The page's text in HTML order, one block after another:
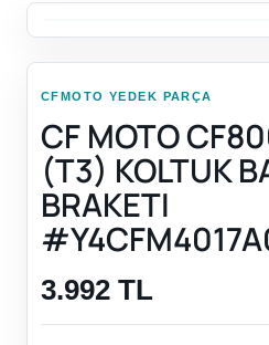
CFMOTO YEDEK PARÇA
CF MOTO
(T3) KOLTUK
BRAKETI
3.992 TL